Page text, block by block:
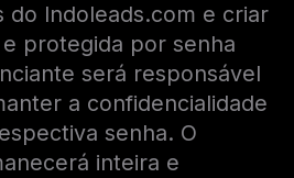
do Indoleads.com e criar
protegida por senha
será responsável
a confidencialidade
senha. O
inteira e